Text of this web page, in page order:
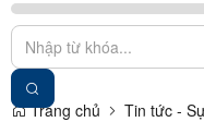
Trang chủ Tin tức -